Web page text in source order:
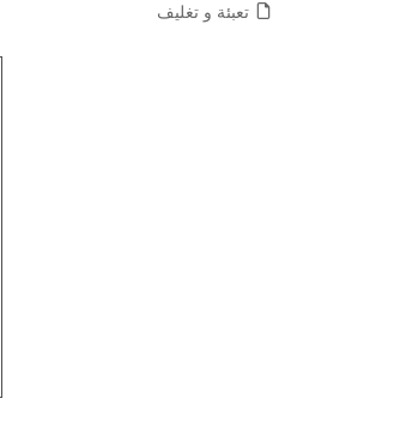
تعبئة و تغليف